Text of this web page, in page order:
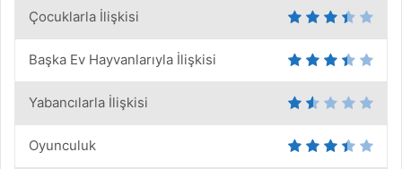
Çocuklarla İlişkisi
Başka Ev Hayvanlarıyla İlişkisi
Yabancılarla İlişkisi
Oyunculuk